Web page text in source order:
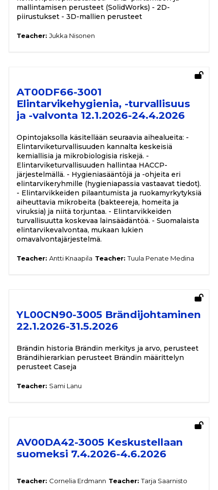
mallintamisen perusteet (SolidWorks) - 2D-
piirustukset - 3D-mallien perusteet
Teacher: Jukka Nisonen
AT00DF66-3001
Elintarvikehygienia, -turvallisuus
ja -valvonta 12.1.2026-24.4.2026
Opintojaksolla käsitellään seuraavia aihealueita: -
Elintarviketurvallisuuden kannalta keskeisiä
kemiallisia ja mikrobiologisia riskejä. -
Elintarviketurvallisuuden hallintaa HACCP-
järjestelmällä. - Hygieniasääntöjä ja -ohjeita eri
elintarvikeryhmille (hygieniapassia vastaavat tiedot).
- Elintarvikkeiden pilaantumista ja ruokamyrkytyksiä
aiheuttavia mikrobeita (bakteereja, homeita ja
viruksia) ja niitä torjuntaa. - Elintarvikkeiden
turvallisuutta koskevaa lainsäädäntöä. - Suomalaista
elintarvikevalvontaa, mukaan lukien
omavalvontajärjestelmä.
Teacher: Antti Knaapila Teacher:Tuula Penate Medina
YL00CN90-3005 Brändijohtaminen
22.1.2026-31.5.2026
Brändin historia Brändin merkitys ja arvo, perusteet
Brändihierarkian perusteet Brändin määrittelyn
perusteet Caseja
Teacher: Sami Lanu
AV00DA42-3005 Keskustellaan
suomeksi 7.4.2026-4.6.2026
Teacher: Cornelia Erdmann Teacher:Tarja Saarnisto